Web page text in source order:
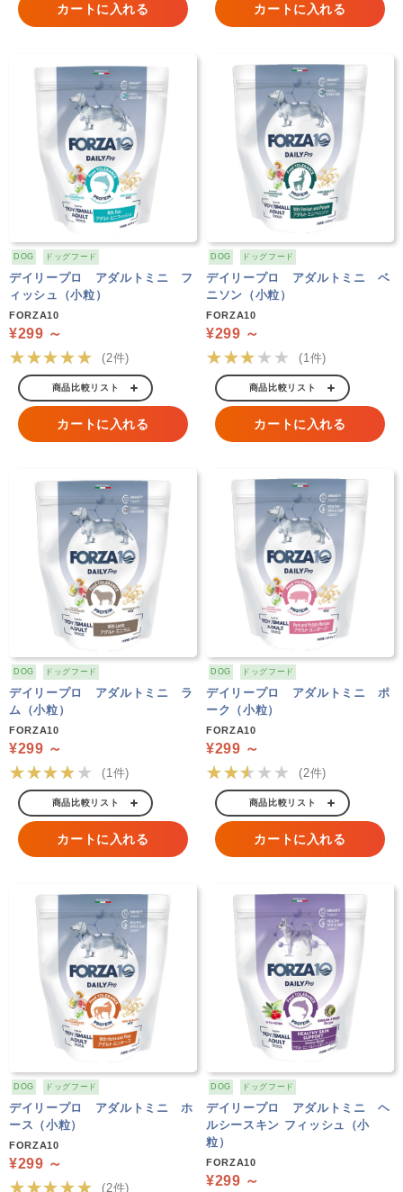
カートに入れる カートに入れる
DOG ドッグフード
デイリープロ アダルトミニ フ
ィッシュ（小粒）
FORZA10
¥299 ～
★★★★★ (2件)
商品比較リスト
カートに入れる
DOG ドッグフード
デイリープロ アダルトミニ ベ
ニソン（小粒）
FORZA10
¥299 ～
★★★★★ (1件)
商品比較リスト
カートに入れる
DOG ドッグフード
デイリープロ アダルトミニ ラ
ム（小粒）
FORZA10
¥299 ～
★★★★★ (1件)
商品比較リスト
カートに入れる
DOG ドッグフード
デイリープロ アダルトミニ ポ
ーク（小粒）
FORZA10
¥299 ～
★★★★★ (2件)
商品比較リスト
カートに入れる
DOG ドッグフード
デイリープロ アダルトミニ ホ
ース（小粒）
FORZA10
¥299 ～
★★★★★ (2件)
DOG ドッグフード
デイリープロ アダルトミニ ヘ
ルシースキン フィッシュ（小
粒）
FORZA10
¥299 ～